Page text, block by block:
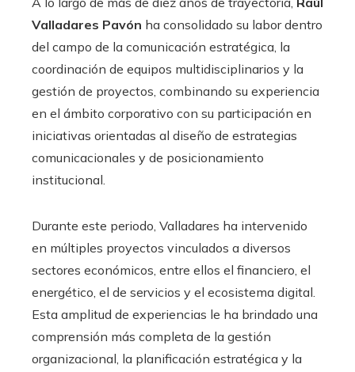
Valladares Pavón ha consolidado su labor dentro
del campo de la comunicación estratégica, la
coordinación de equipos multidisciplinarios y la
gestión de proyectos, combinando su experiencia
en el ámbito corporativo con su participación en
iniciativas orientadas al diseño de estrategias
comunicacionales y de posicionamiento
institucional.
Durante este periodo, Valladares ha intervenido
en múltiples proyectos vinculados a diversos
sectores económicos, entre ellos el financiero, el
energético, el de servicios y el ecosistema digital.
Esta amplitud de experiencias le ha brindado una
comprensión más completa de la gestión
organizacional, la planificación estratégica y la